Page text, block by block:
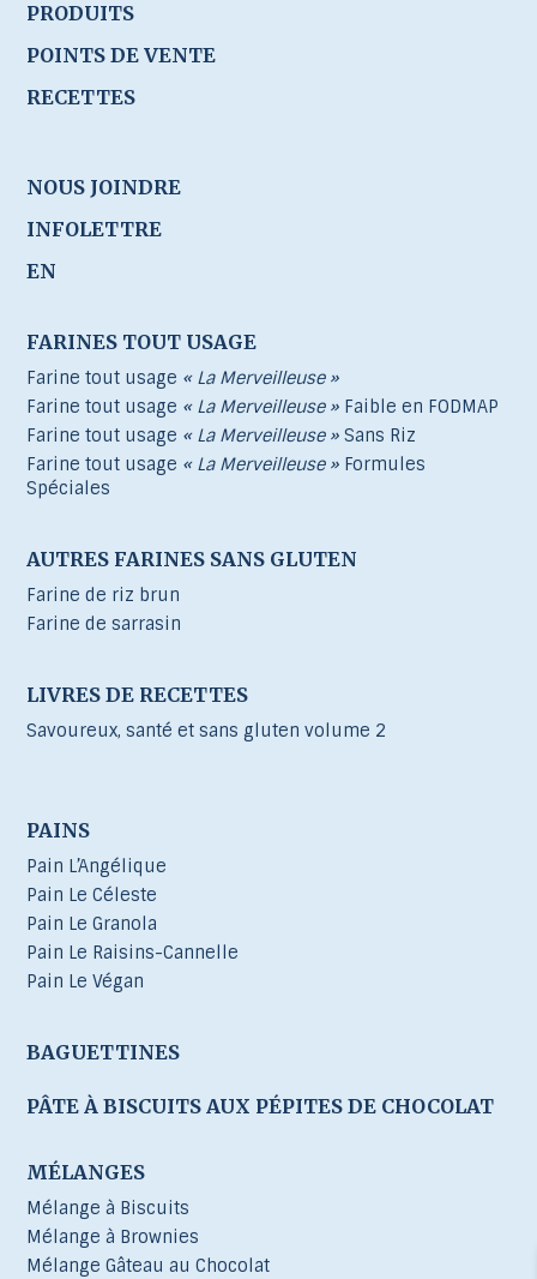
PRODUITS
POINTS DE VENTE
RECETTES
NOUS JOINDRE
INFOLETTRE
EN
FARINES TOUT USAGE
Farine tout usage « La Merveilleuse »
Farine tout usage « La Merveilleuse » Faible en FODMAP
Farine tout usage « La Merveilleuse » Sans Riz
Farine tout usage « La Merveilleuse » Formules
Spéciales
AUTRES FARINES SANS GLUTEN
Farine de riz brun
Farine de sarrasin
LIVRES DE RECETTES
Savoureux, santé et sans gluten volume 2
PAINS
Pain L’Angélique
Pain Le Céleste
Pain Le Granola
Pain Le Raisins-Cannelle
Pain Le Végan
BAGUETTINES
PÂTE À BISCUITS AUX PÉPITES DE CHOCOLAT
MÉLANGES
Mélange à Biscuits
Mélange à Brownies
Mélange Gâteau au Chocolat